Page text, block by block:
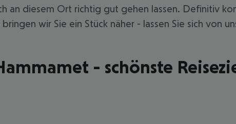
an diesem Ort richtig gut gehen lassen. Definitiv
wir Sie ein Stück näher - lassen Sie sich von
- schönste